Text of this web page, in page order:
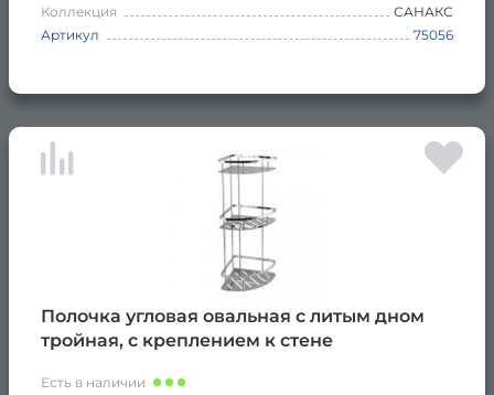
Коллекция
САНАКС
Артикул
75056
Полочка угловая овальная с литым дном
тройная, с креплением к стене
Есть в наличии